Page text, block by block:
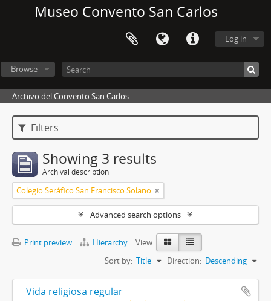
Museo Convento San Carlos
Log in
Browse
Archivo del Convento San Carlos
Filters
Showing 3 results
Archival description
Colegio Seráfico San Francisco Solano
Advanced search options
Print preview Hierarchy
View:
Sort by: Title Direction: Descending
Vida religiosa regular